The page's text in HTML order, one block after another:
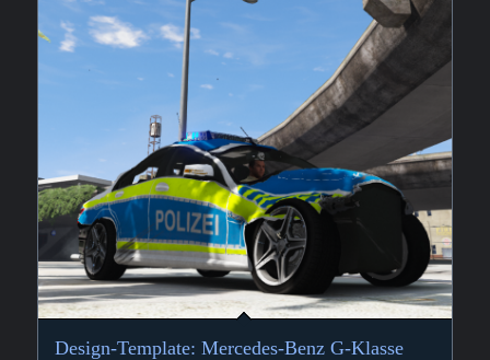
Design-Template: Mercedes-Benz G-Klasse